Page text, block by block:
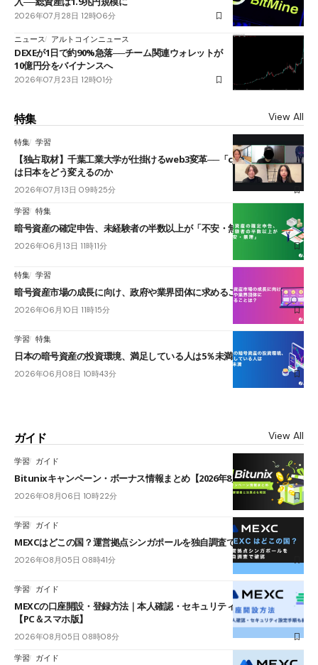
2026年07月28日 12時06分
ニュース アルトコインニュース
DEXEが1日で約90%急落──チーム関連ウォレットが
10億円分をバイナンスへ
2026年07月23日 12時01分
特集 View All
特集 学習
【独占取材】千葉工業大学が仕掛けるweb3変革──「cJPY」とAIの融合
は日本をどう変えるのか
2026年07月13日 09時25分
学習 特集
暗号資産の確定申告、未経験者の半数以上が「不安・無理」
2026年06月13日 11時11分
特集 学習
暗号資産市場の成長に向け、政府や業界団体に求めることは？
2026年06月10日 11時15分
学習 特集
日本の暗号資産の投資環境、満足している人は5％未満
2026年06月08日 10時43分
ガイド View All
学習 ガイド
Bitunixキャンペーン・ボーナス情報まとめ【2026年8月最新】
2026年08月06日 10時22分
学習 ガイド
MEXCはどこの国？運営拠点シンガポールを独自調査で確認
2026年08月05日 08時41分
学習 ガイド
MEXCの口座開設・登録方法｜本人確認・セキュリティ設定手順も紹介
【PC＆スマホ版】
2026年08月05日 08時08分
学習 ガイド